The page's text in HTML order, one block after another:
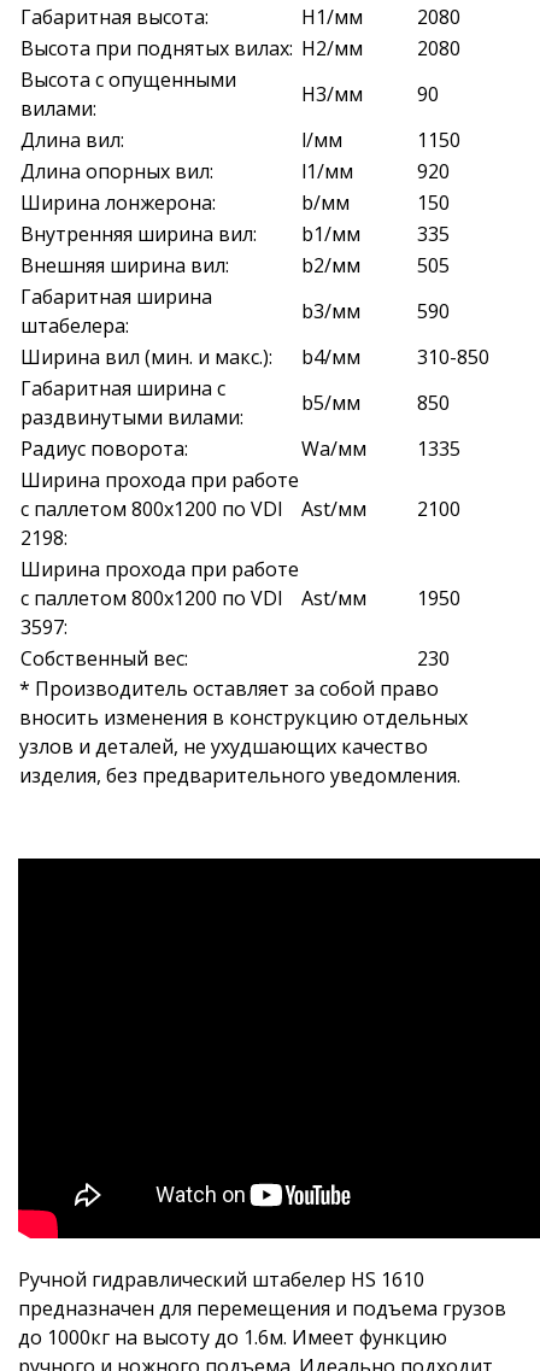
Габаритная высота:
H1/мм
2080
Высота при поднятых вилах: H2/мм
2080
Высота с опущенными
вилами:
H3/мм
90
Длина вил:
l/мм
1150
Длина опорных вил:
l1/мм
920
Ширина лонжерона:
b/мм
150
Внутренняя ширина вил:
b1/мм
335
Внешняя ширина вил:
b2/мм
505
Габаритная ширина
штабелера:
b3/мм
590
Ширина вил (мин. и макс.):
b4/мм
310-850
Габаритная ширина с
раздвинутыми вилами:
b5/мм
850
Радиус поворота:
Wa/мм
1335
Ширина прохода при работе
с паллетом 800х1200 по VDI
2198:
Ast/мм 2100
Ширина прохода при работе
с паллетом 800х1200 по VDI
3597:
Ast/мм 1950
Собственный вес:
230
* Производитель оставляет за собой право
вносить изменения в конструкцию отдельных
узлов и деталей, не ухудшающих качество
изделия, без предварительного уведомления.
Ручной гидравлический штабелер HS 1610
предназначен для перемещения и подъема грузов
до 1000кг на высоту до 1.6м. Имеет функцию